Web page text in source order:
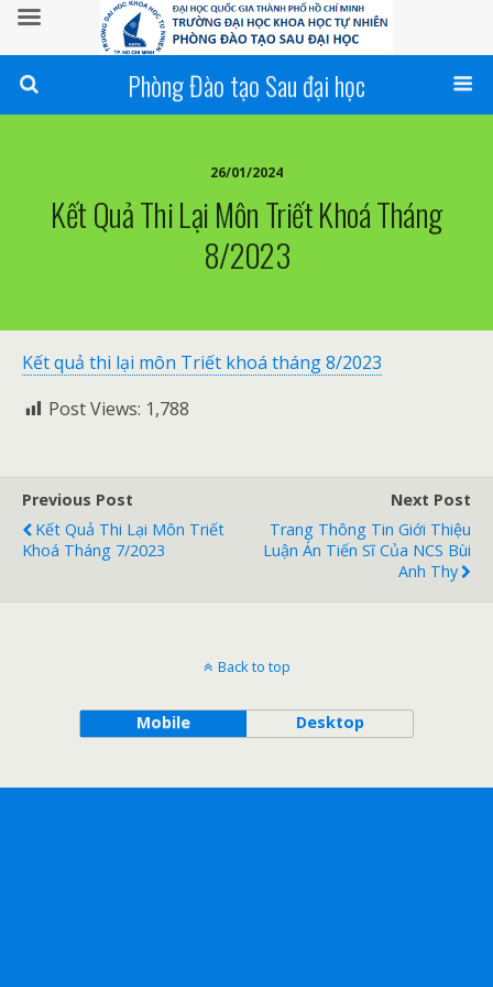
Phòng Đào tạo Sau đại học
26/01/2024
Kết Quả Thi Lại Môn Triết Khoá Tháng
8/2023
Kết quả thi lại môn Triết khoá tháng 8/2023
Post Views: 1,788
Previous Post
Kết Quả Thi Lại Môn Triết
Khoá Tháng 7/2023
Next Post
Trang Thông Tin Giới Thiệu
Luận Án Tiến Sĩ Của NCS Bùi
Anh Thy
Back to top
Mobile Desktop